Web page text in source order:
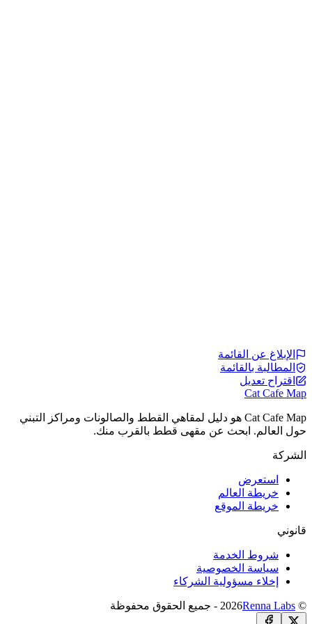
الإبلاغ عن القائمة
المطالبة بالقائمة
اقتراح تعديل
Cat Cafe Map
Cat Cafe Map هو دليل لمقاهي القطط والصالونات ومراكز التبني
حول العالم. ابحث عن مقهى قطط بالقرب منك.
الشركة
استعرض
خريطة العالم
خريطة الموقع
قانوني
شروط الخدمة
سياسة الخصوصية
إخلاء مسؤولية الشركاء
© 2026
Renna Labs - جميع الحقوق محفوظة